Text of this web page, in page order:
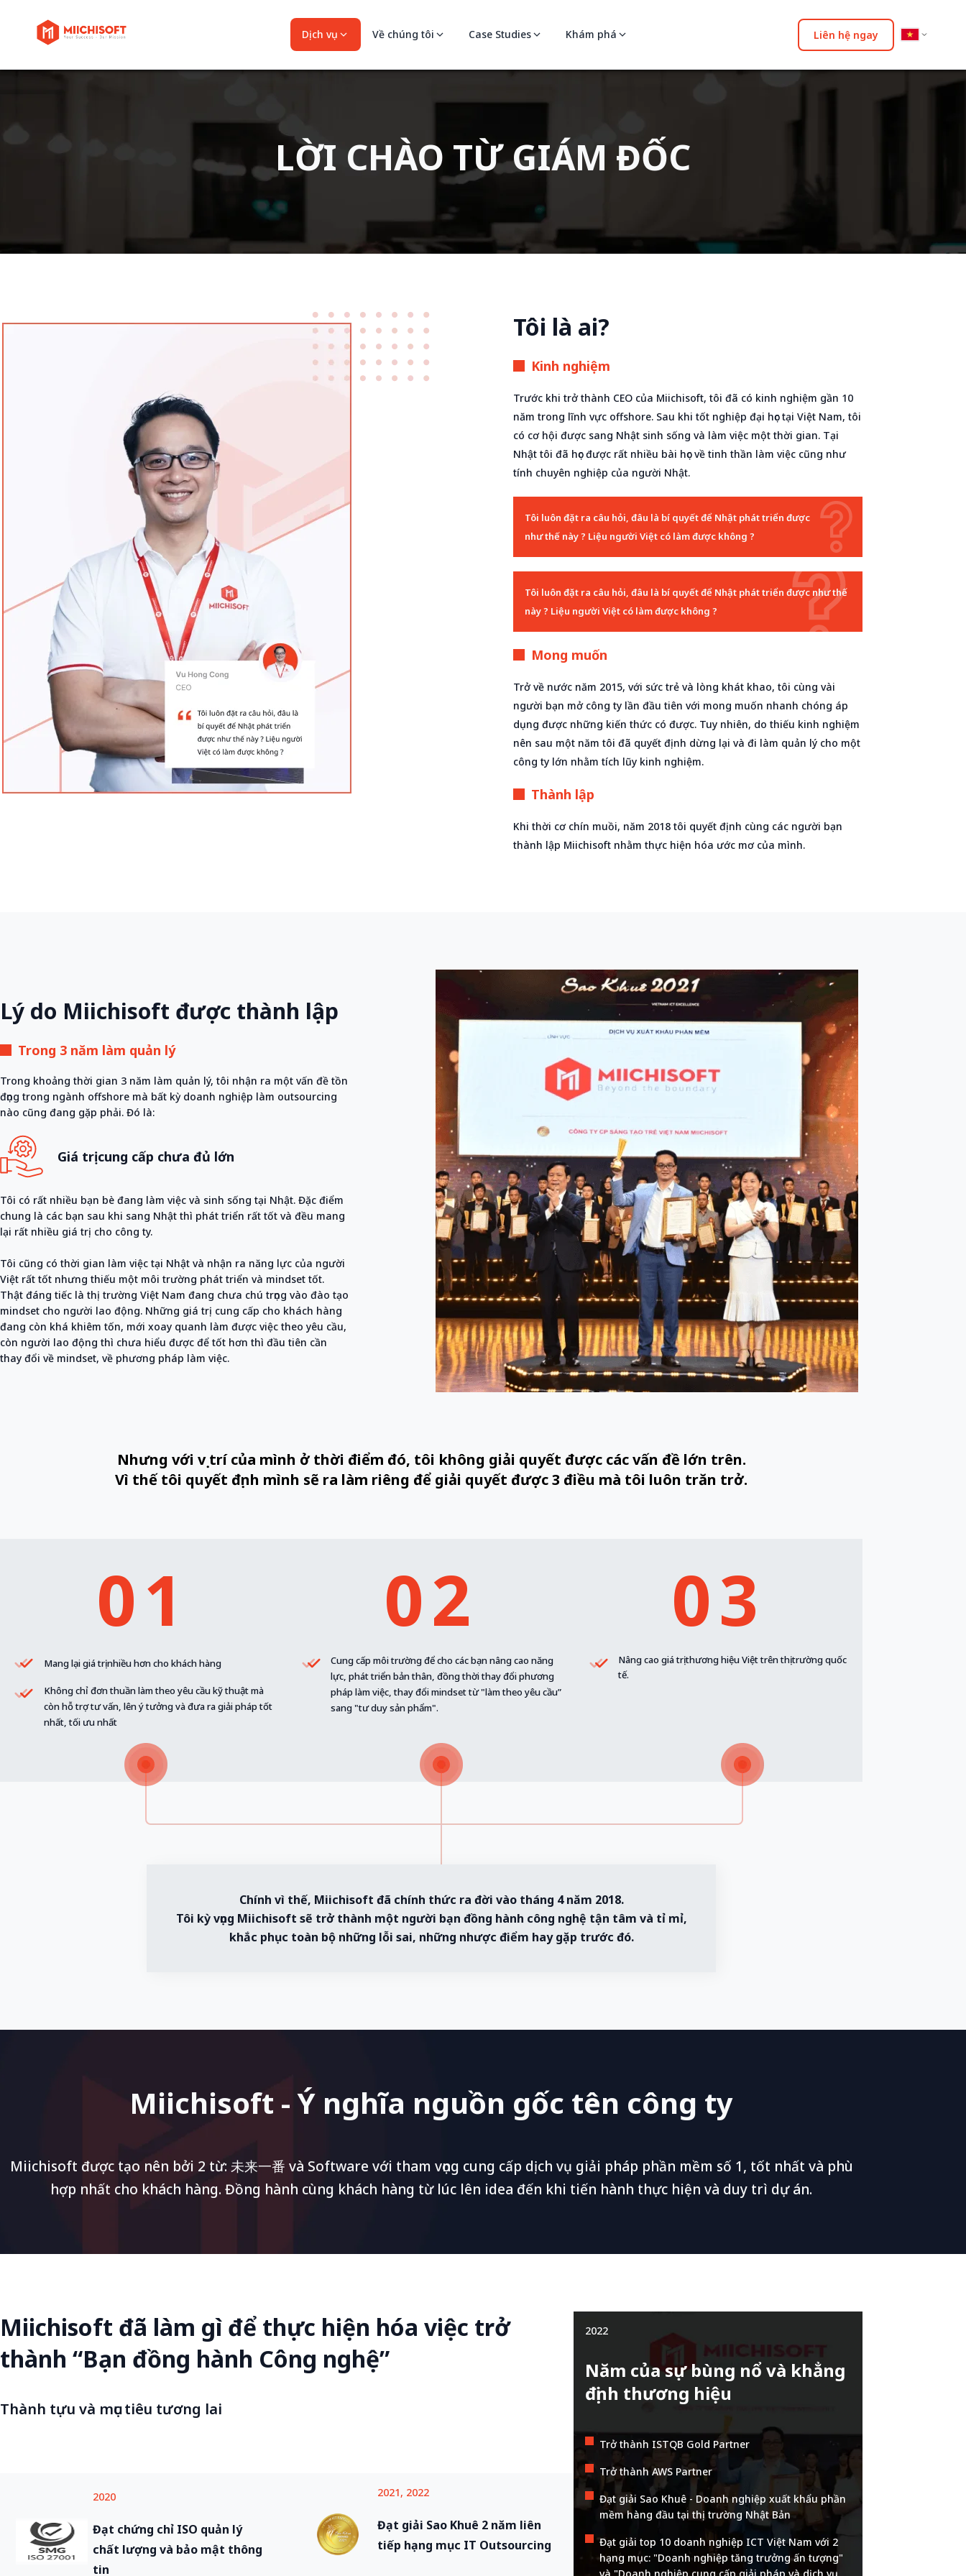
Dịch vụ Về chúng tôi Case Studies Khám phá Liên hệ ngay
LỜI CHÀO TỪ GIÁM ĐỐC
Tôi là ai?
Kinh nghiệm
Trước khi trở thành CEO của Miichisoft, tôi đã có kinh nghiệm gần 10
năm trong lĩnh vực offshore. Sau khi tốt nghiệp đại học tại Việt Nam, tôi
có cơ hội được sang Nhật sinh sống và làm việc một thời gian. Tại
Nhật tôi đã học được rất nhiều bài học về tinh thần làm việc cũng như
tính chuyên nghiệp của người Nhật.
Tôi luôn đặt ra câu hỏi, đâu là bí quyết để Nhật phát triển được
như thế này ? Liệu người Việt có làm được không ?
Tôi luôn đặt ra câu hỏi, đâu là bí quyết để Nhật phát triển được như thế
này ? Liệu người Việt có làm được không ?
Mong muốn
Trở về nước năm 2015, với sức trẻ và lòng khát khao, tôi cùng vài
người bạn mở công ty lần đầu tiên với mong muốn nhanh chóng áp
dụng được những kiến thức có được. Tuy nhiên, do thiếu kinh nghiệm
nên sau một năm tôi đã quyết định dừng lại và đi làm quản lý cho một
công ty lớn nhằm tích lũy kinh nghiệm.
Thành lập
Khi thời cơ chín muồi, năm 2018 tôi quyết định cùng các người bạn
thành lập Miichisoft nhằm thực hiện hóa ước mơ của mình.
Lý do Miichisoft được thành lập
Trong 3 năm làm quản lý
Trong khoảng thời gian 3 năm làm quản lý, tôi nhận ra một vấn đề tồn
đọng trong ngành offshore mà bất kỳ doanh nghiệp làm outsourcing
nào cũng đang gặp phải. Đó là:
Giá trị cung cấp chưa đủ lớn
Tôi có rất nhiều bạn bè đang làm việc và sinh sống tại Nhật. Đặc điểm
chung là các bạn sau khi sang Nhật thì phát triển rất tốt và đều mang
lại rất nhiều giá trị cho công ty.
Tôi cũng có thời gian làm việc tại Nhật và nhận ra năng lực của người
Việt rất tốt nhưng thiếu một môi trường phát triển và mindset tốt.
Thật đáng tiếc là thị trường Việt Nam đang chưa chú trọng vào đào tạo
mindset cho người lao động. Những giá trị cung cấp cho khách hàng
đang còn khá khiêm tốn, mới xoay quanh làm được việc theo yêu cầu,
còn người lao động thì chưa hiểu được để tốt hơn thì đầu tiên cần
thay đổi về mindset, về phương pháp làm việc.
Nhưng với vị trí của mình ở thời điểm đó, tôi không giải quyết được các vấn đề lớn trên.
Vì thế tôi quyết định mình sẽ ra làm riêng để giải quyết được 3 điều mà tôi luôn trăn trở.
01
Mang lại giá trị nhiều hơn cho khách hàng
Không chỉ đơn thuần làm theo yêu cầu kỹ thuật mà
còn hỗ trợ tư vấn, lên ý tưởng và đưa ra giải pháp tốt
nhất, tối ưu nhất
02
Cung cấp môi trường để cho các bạn nâng cao năng
lực, phát triển bản thân, đồng thời thay đổi phương
pháp làm việc, thay đổi mindset từ "làm theo yêu cầu”
sang "tư duy sản phẩm".
03
Nâng cao giá trị thương hiệu Việt trên thị trường quốc
tế.
Chính vì thế, Miichisoft đã chính thức ra đời vào tháng 4 năm 2018.
Tôi kỳ vọng Miichisoft sẽ trở thành một người bạn đồng hành công nghệ tận tâm và tỉ mỉ,
khắc phục toàn bộ những lỗi sai, những nhược điểm hay gặp trước đó.
Miichisoft - Ý nghĩa nguồn gốc tên công ty
Miichisoft được tạo nên bởi 2 từ: 未来一番 và Software với tham vọng cung cấp dịch vụ giải pháp phần mềm số 1, tốt nhất và phù
hợp nhất cho khách hàng. Đồng hành cùng khách hàng từ lúc lên idea đến khi tiến hành thực hiện và duy trì dự án.
Miichisoft đã làm gì để thực hiện hóa việc trở
thành “Bạn đồng hành Công nghệ”
Thành tựu và mục tiêu tương lai
2020
Đạt chứng chỉ ISO quản lý
chất lượng và bảo mật thông
tin
2021, 2022
Đạt giải Sao Khuê 2 năm liên
tiếp hạng mục IT Outsourcing
2022
Năm của sự bùng nổ và khẳng
định thương hiệu
Trở thành ISTQB Gold Partner
Trở thành AWS Partner
Đạt giải Sao Khuê - Doanh nghiệp xuất khẩu phần
mềm hàng đầu tại thị trường Nhật Bản
Đạt giải top 10 doanh nghiệp ICT Việt Nam với 2
hạng mục: "Doanh nghiệp tăng trưởng ấn tượng"